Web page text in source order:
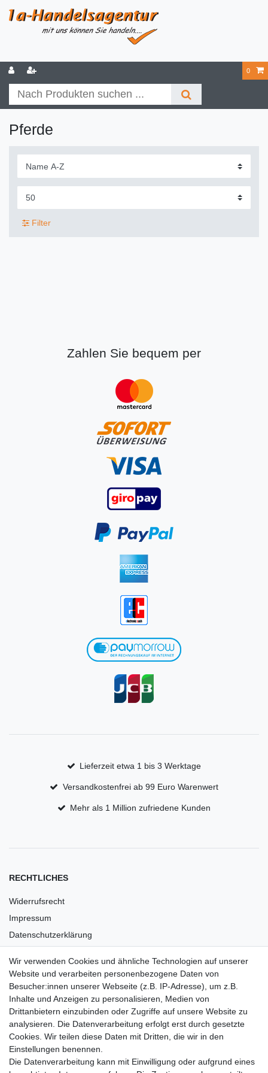
0
Pferde
Filter
Zahlen Sie bequem per
Lieferzeit etwa 1 bis 3 Werktage
Versandkostenfrei ab 99 Euro Warenwert
Mehr als 1 Million zufriedene Kunden
RECHTLICHES
Widerrufsrecht
Impressum
Datenschutzerklärung
Barrierefreiheit
Anleitungen
Vertrag widerrufen
PARTNER
Wir verwenden Cookies und ähnliche Technologien auf unserer
Website und verarbeiten personenbezogene Daten von
Besucher:innen unserer Webseite (z.B. IP-Adresse), um z.B.
Inhalte und Anzeigen zu personalisieren, Medien von
Drittanbietern einzubinden oder Zugriffe auf unsere Website zu
analysieren. Die Datenverarbeitung erfolgt erst durch gesetzte
Cookies. Wir teilen diese Daten mit Dritten, die wir in den
Einstellungen benennen.
Die Datenverarbeitung kann mit Einwilligung oder aufgrund eines